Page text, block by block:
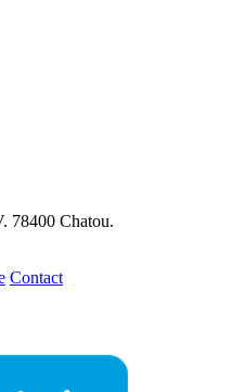
78400 Chatou.
Contact